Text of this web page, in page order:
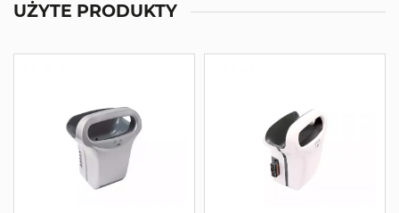
UŻYTE PRODUKTY